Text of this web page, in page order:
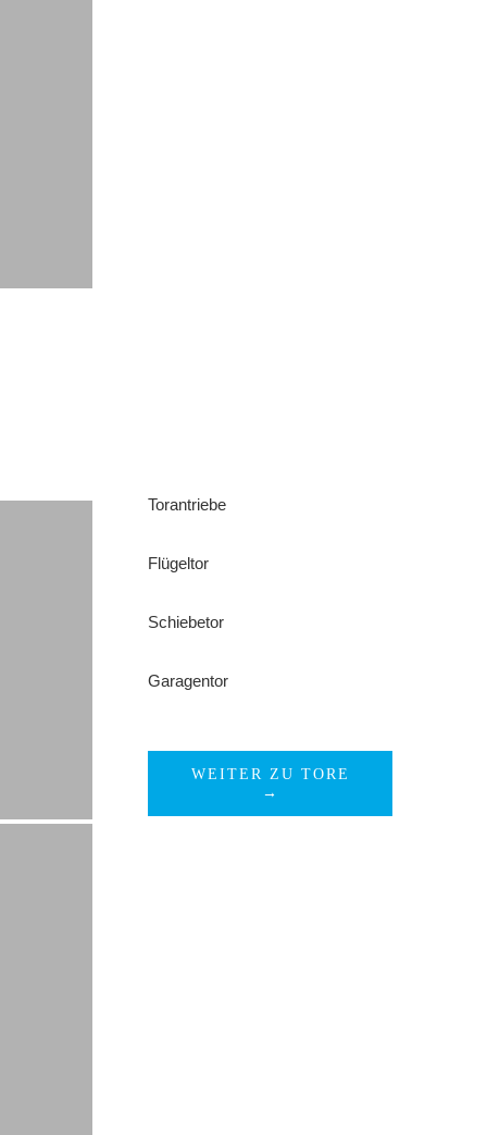
Torantriebe
Flügeltor
Schiebetor
Garagentor
WEITER ZU TORE
→